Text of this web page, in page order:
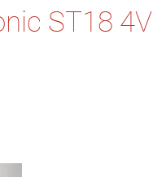
ST18 4V